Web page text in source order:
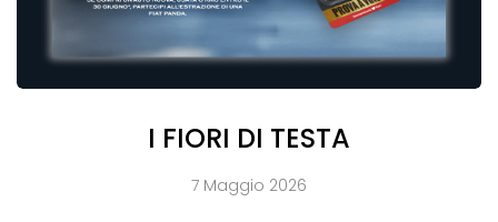
I FIORI DI TESTA
7 Maggio 2026